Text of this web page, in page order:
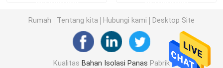
Pipa insulasi busa karet
Tabung Wol Batu
Rumah Tentang kita Hubungi kami Desktop Site
Kualitas Bahan Isolasi Panas Pabrik